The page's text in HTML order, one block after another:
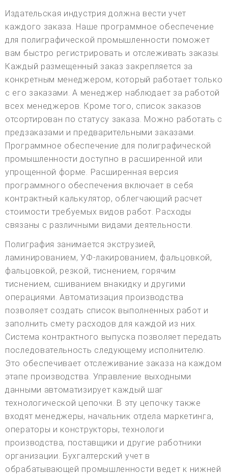
Издательская индустрия должна вести учет
каждого заказа. Наше программное обеспечение
для полиграфической промышленности поможет
вам быстро регистрировать и отслеживать заказы.
Каждый размещенный заказ закрепляется за
конкретным менеджером, который работает только
с его заказами. А менеджер наблюдает за работой
всех менеджеров. Кроме того, список заказов
отсортирован по статусу заказа. Можно работать с
предзаказами и предварительными заказами.
Программное обеспечение для полиграфической
промышленности доступно в расширенной или
упрощенной форме. Расширенная версия
программного обеспечения включает в себя
контрактный калькулятор, облегчающий расчет
стоимости требуемых видов работ. Расходы
связаны с различными видами деятельности.
Полиграфия занимается экструзией,
ламинированием, УФ-лакированием, фальцовкой,
фальцовкой, резкой, тиснением, горячим
тиснением, сшиванием внакидку и другими
операциями. Автоматизация производства
позволяет создать список выполненных работ и
заполнить смету расходов для каждой из них.
Система контрактного выпуска позволяет передать
последовательность следующему исполнителю.
Это обеспечивает отслеживание заказа на каждом
этапе производства. Управление выходными
данными автоматизирует каждый шаг
технологической цепочки. В эту цепочку также
входят менеджеры, начальник отдела маркетинга,
операторы и конструкторы, технологи
производства, поставщики и другие работники
организации. Бухгалтерский учет в
обрабатывающей промышленности ведет к нижней